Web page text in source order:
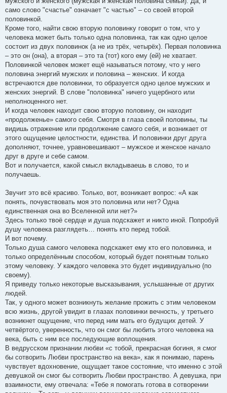
само слово "счастье" означает "с частью" – со своей второй
половинкой.
Кроме того, найти свою вторую половинку говорит о том, что у
человека может быть только одна половинка, так как одно целое
состоит из двух половинок (а не из трёх, четырёх). Первая половинка
– это он (она), а вторая – это та (тот) кого ему (ей) не хватает.
Половинкой человек может ещё называться потому, что у него
половина энергий мужских и половина – женских. И когда
встречаются две половинки, то образуется одно целое мужских и
женских энергий. В слове "половинка" ничего ущербного или
неполноценного нет.
И когда человек находит свою вторую половину, он находит
«продолженье» самого себя. Смотря в глаза своей половины, ты
видишь отражение или продолжение самого себя, и возникает от
этого ощущение целостности, единства. И половинки друг друга
дополняют, точнее, уравновешивают – мужское и женское начало
друг в друге и себе самом.
Вот и получается, какой смысл вкладываешь в слово, то и
получаешь.
Звучит это всё красиво. Только, вот, возникает вопрос: «А как
понять, почувствовать моя это половина или нет? Одна
единственная она во Вселенной или нет?»
Здесь только твоё сердце и душа подскажет и никто иной. Попробуй
душу человека разглядеть… понять кто перед тобой.
И вот почему.
Только душа самого человека подскажет ему кто его половинка, и
только определённым способом, который будет понятным только
этому человеку. У каждого человека это будет индивидуально (по
своему).
Я приведу только некоторые высказывания, услышанные от других
людей.
Так, у одного может возникнуть желание прожить с этим человеком
всю жизнь, другой увидит в глазах половинки вечность, у третьего
возникнет ощущение, что перед ним мать его будущих детей. У
четвёртого, уверенность, что он смог бы любить этого человека на
века, быть с ним все последующие воплощения.
В ведрусском признании любви «с тобой, прекрасная богиня, я смог
бы сотворить Любви пространство на века», как я понимаю, парень
чувствует вдохновение, ощущает такое состояние, что именно с этой
девушкой он смог бы сотворить Любви пространство. А девушка, при
взаимности, ему отвечала: «Тебе я помогать готова в сотворении